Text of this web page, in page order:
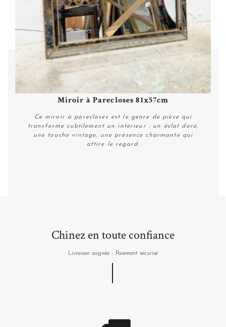
Miroir à Parecloses 81x57cm
Ce miroir à parecloses est le genre de pièce qui
transforme subtilement un intérieur : un éclat doré,
une touche vintage, une présence charmante qui
attire le regard.
Chinez en toute confiance
Livraison soignée - Paiement sécurisé